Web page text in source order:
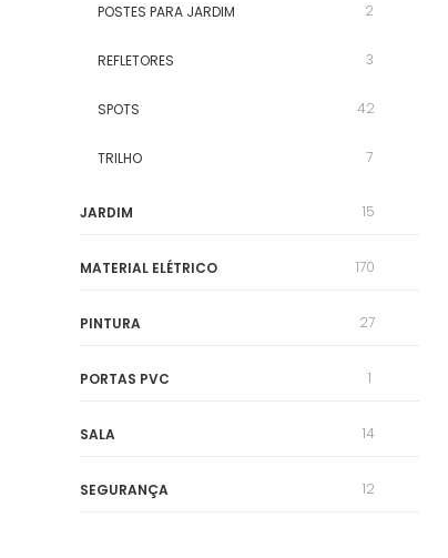
POSTES PARA JARDIM 2
REFLETORES 3
SPOTS 42
TRILHO 7
JARDIM 15
MATERIAL ELÉTRICO 170
PINTURA 27
PORTAS PVC 1
SALA 14
SEGURANÇA 12